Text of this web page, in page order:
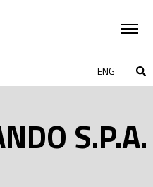
ENG
S.P.A.